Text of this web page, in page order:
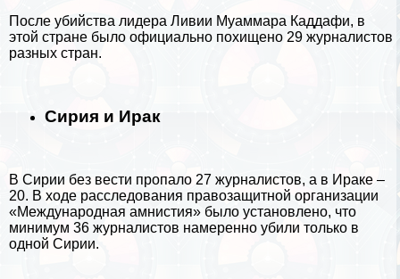
После убийства лидера Ливии Муаммара Каддафи, в
этой стране было официально похищено 29 журналистов
разных стран.
Сирия и Иpaк
В Сирии без вести пропало 27 журналистов, а в Иpaке –
20. В ходе расследования правозащитной организации
«Международная амнистия» было установлено, что
минимум 36 журналистов намеренно убили только в
одной Сирии.